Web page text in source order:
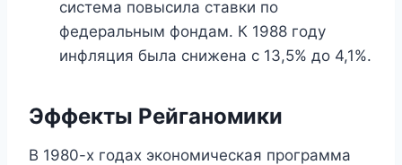
система повысила ставки по
федеральным фондам. К 1988 году
инфляция была снижена с 13,5% до 4,1%.
Эффекты Рейганомики
В 1980-х годах экономическая программа